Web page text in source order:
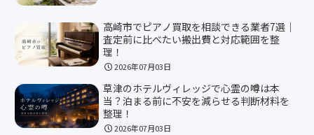
高崎市でピアノ買取を相談できる業者7選｜
査定前に比べたい搬出費と対応範囲を整
理！
2026年07月03日
草津のホテルヴィレッジで心霊の噂は本
当？泊まる前に不安を減らせる判断材料を
整理！
2026年07月03日